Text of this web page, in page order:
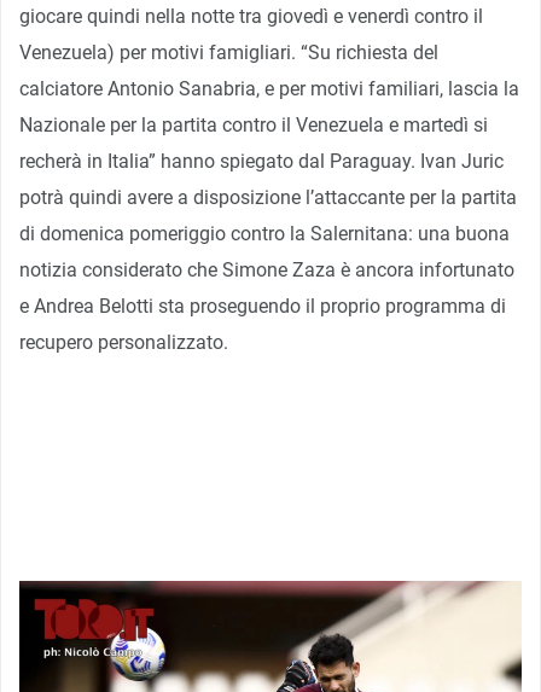
giocare quindi nella notte tra giovedì e venerdì contro il
Venezuela) per motivi famigliari. “Su richiesta del
calciatore Antonio Sanabria, e per motivi familiari, lascia la
Nazionale per la partita contro il Venezuela e martedì si
recherà in Italia” hanno spiegato dal Paraguay. Ivan Juric
potrà quindi avere a disposizione l’attaccante per la partita
di domenica pomeriggio contro la Salernitana: una buona
notizia considerato che Simone Zaza è ancora infortunato
e Andrea Belotti sta proseguendo il proprio programma di
recupero personalizzato.